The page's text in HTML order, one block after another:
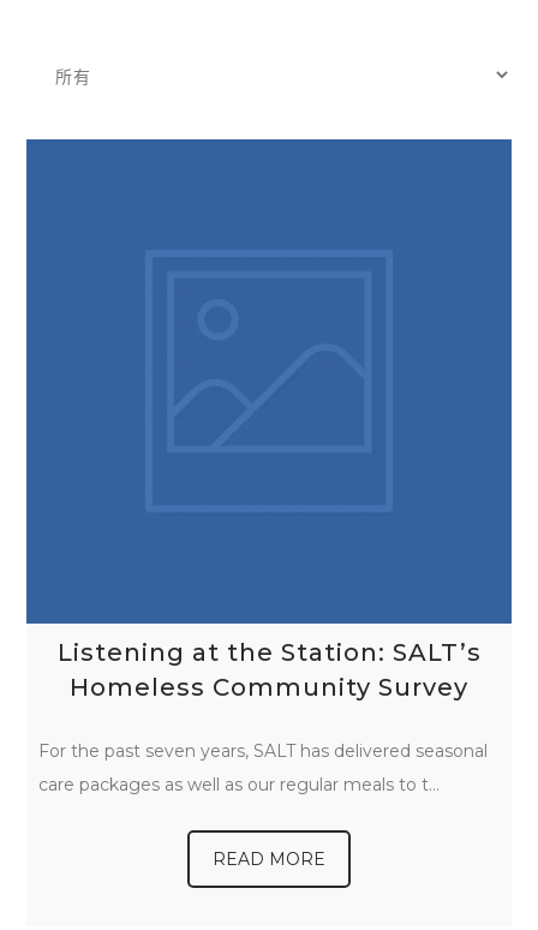
Listening at the Station: SALT’s
Homeless Community Survey
For the past seven years, SALT has delivered seasonal
care packages as well as our regular meals to t…
READ MORE